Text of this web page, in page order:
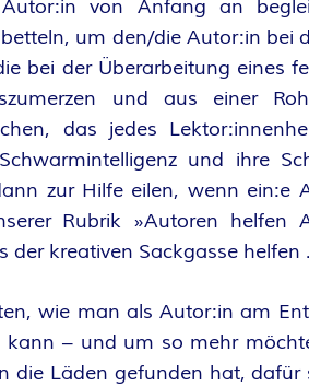
von Anfang an
um den/die Autor:in bei
bei der Überarbeitung eines
und aus einer
das jedes
und ihre
zur Hilfe eilen, wenn ein:e
Rubrik »Autoren helfen
der kreativen Sackgasse helfen
wie man als Autor:in am
kann – und um so mehr
die Läden gefunden hat, dafür